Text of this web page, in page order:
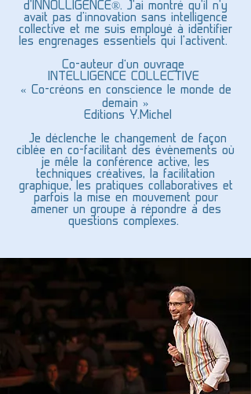
d'INNOLLIGENCE®. J'ai montré qu'il n'y
avait pas d'innovation sans intelligence
collective et me suis employé à identifier
les engrenages essentiels qui l'activent.
Co-auteur d’un ouvrage
INTELLIGENCE COLLECTIVE
« Co-créons en conscience le monde de
demain »
Editions Y.Michel
Je déclenche le changement de façon
ciblée en co-facilitant des évènements où
je mêle la conférence active, les
techniques créatives, la facilitation
graphique, les pratiques collaboratives et
parfois la mise en mouvement pour
amener un groupe à répondre à des
questions complexes.